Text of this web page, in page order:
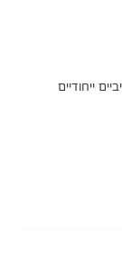
ייחודיים